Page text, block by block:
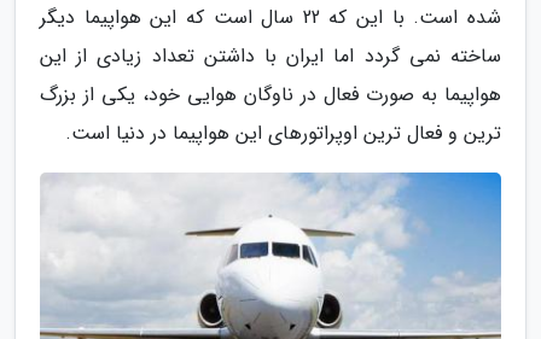
شده است. با این که 22 سال است که این هواپیما دیگر
ساخته نمی گردد اما ایران با داشتن تعداد زیادی از این
هواپیما به صورت فعال در ناوگان هوایی خود، یکی از بزرگ
ترین و فعال ترین اوپراتورهای این هواپیما در دنیا است.